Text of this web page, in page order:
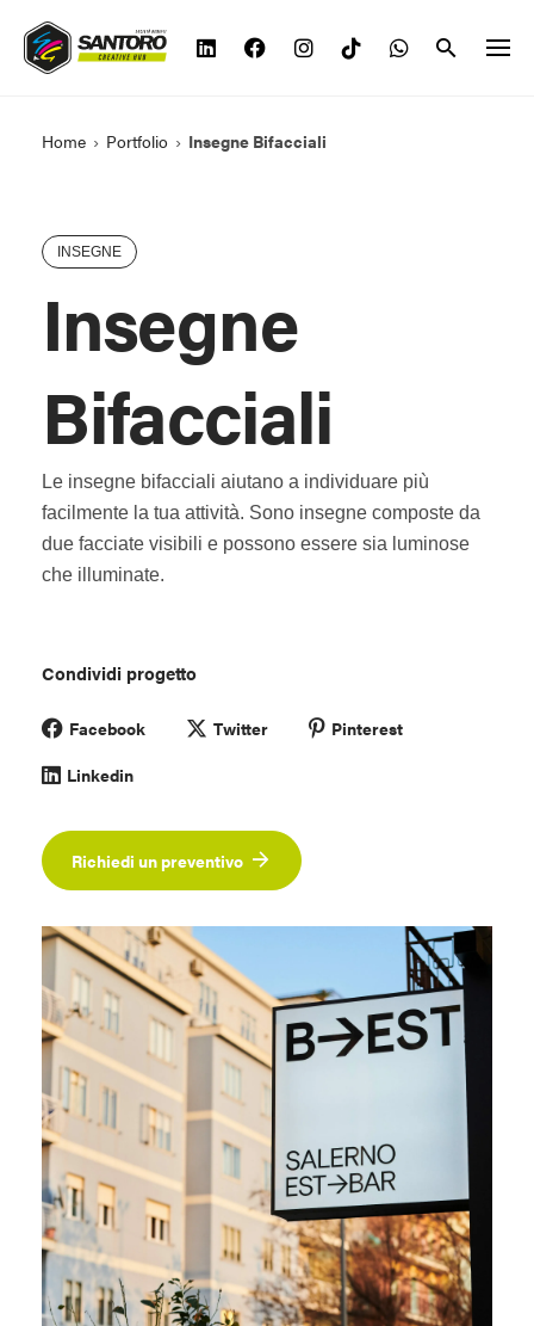
contenuto
Home › Portfolio › Insegne Bifacciali
INSEGNE
Insegne
Bifacciali
Le insegne bifacciali aiutano a individuare più
facilmente la tua attività. Sono insegne composte da
due facciate visibili e possono essere sia luminose
che illuminate.
Condividi progetto
Facebook Twitter
Pinterest
Linkedin
Richiedi un preventivo